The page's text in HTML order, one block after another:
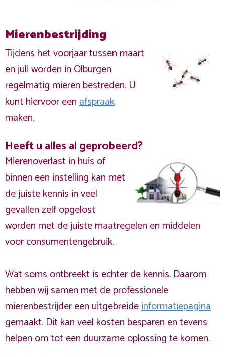
Mierenbestrijding
Tijdens het voorjaar tussen maart
en juli worden in Olburgen
regelmatig mieren bestreden. U
kunt hiervoor eenafspraak
maken.
Heeft u alles al geprobeerd?
Mierenoverlast in huis of
binnen een instelling kan met
de juiste kennis in veel
gevallen zelf opgelost
worden met de juiste maatregelen en middelen
voor consumentengebruik.
Wat soms ontbreekt is echter de kennis. Daarom
hebben wij samen met de professionele
mierenbestrijder een uitgebreideinformatiepagina
gemaakt. Dit kan veel kosten besparen en tevens
helpen om tot een duurzame oplossing te komen.